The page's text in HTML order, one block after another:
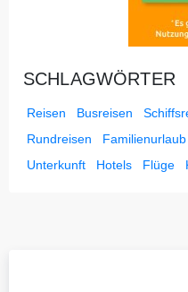
SCHLAGWÖRTER
Reisen Busreisen
Rundreisen
Familienurlaub
Unterkunft
Hotels Flüge